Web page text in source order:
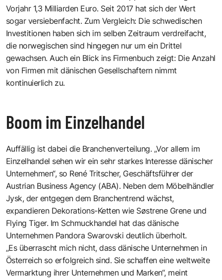
Vorjahr 1,3 Milliarden Euro. Seit 2017 hat sich der Wert
sogar versiebenfacht. Zum Vergleich: Die schwedischen
Investitionen haben sich im selben Zeitraum verdreifacht,
die norwegischen sind hingegen nur um ein Drittel
gewachsen. Auch ein Blick ins Firmenbuch zeigt: Die Anzahl
von Firmen mit dänischen Gesellschaftern nimmt
kontinuierlich zu.
Boom im Einzelhandel
Auffällig ist dabei die Branchenverteilung. „Vor allem im
Einzelhandel sehen wir ein sehr starkes Interesse dänischer
Unternehmen“, so René Tritscher, Geschäftsführer der
Austrian Business Agency (ABA). Neben dem Möbelhändler
Jysk, der entgegen dem Branchentrend wächst,
expandieren Dekorations-Ketten wie Søstrene Grene und
Flying Tiger. Im Schmuckhandel hat das dänische
Unternehmen Pandora Swarovski deutlich überholt.
„Es überrascht mich nicht, dass dänische Unternehmen in
Österreich so erfolgreich sind. Sie schaffen eine weltweite
Vermarktung ihrer Unternehmen und Marken“, meint